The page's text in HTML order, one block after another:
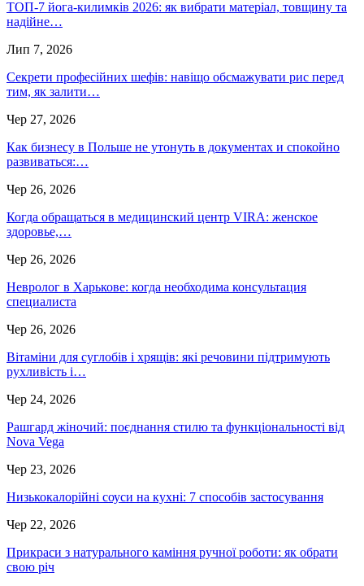
ТОП-7 йога-килимків 2026: як вибрати матеріал, товщину та
надійне…
Лип 7, 2026
Секрети професійних шефів: навіщо обсмажувати рис перед
тим, як залити…
Чер 27, 2026
Как бизнесу в Польше не утонуть в документах и спокойно
развиваться:…
Чер 26, 2026
Когда обращаться в медицинский центр VIRA: женское
здоровье,…
Чер 26, 2026
Невролог в Харькове: когда необходима консультация
специалиста
Чер 26, 2026
Вітаміни для суглобів і хрящів: які речовини підтримують
рухливість і…
Чер 24, 2026
Рашгард жіночий: поєднання стилю та функціональності від
Nova Vega
Чер 23, 2026
Низькокалорійні соуси на кухні: 7 способів застосування
Чер 22, 2026
Прикраси з натурального каміння ручної роботи: як обрати
свою річ